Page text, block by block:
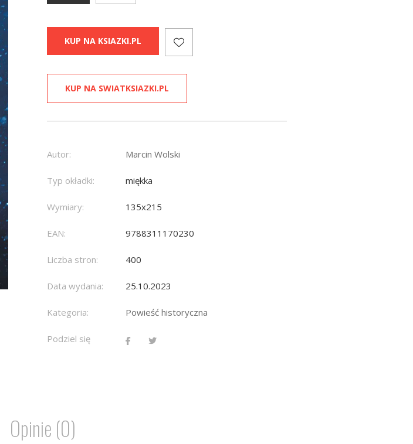
KUP NA KSIAZKI.PL
KUP NA SWIATKSIAZKI.PL
Autor: Marcin Wolski
Typ okładki: miękka
Wymiary: 135x215
EAN: 9788311170230
Liczba stron: 400
Data wydania: 25.10.2023
Kategoria: Powieść historyczna
Podziel się
Opinie (0)